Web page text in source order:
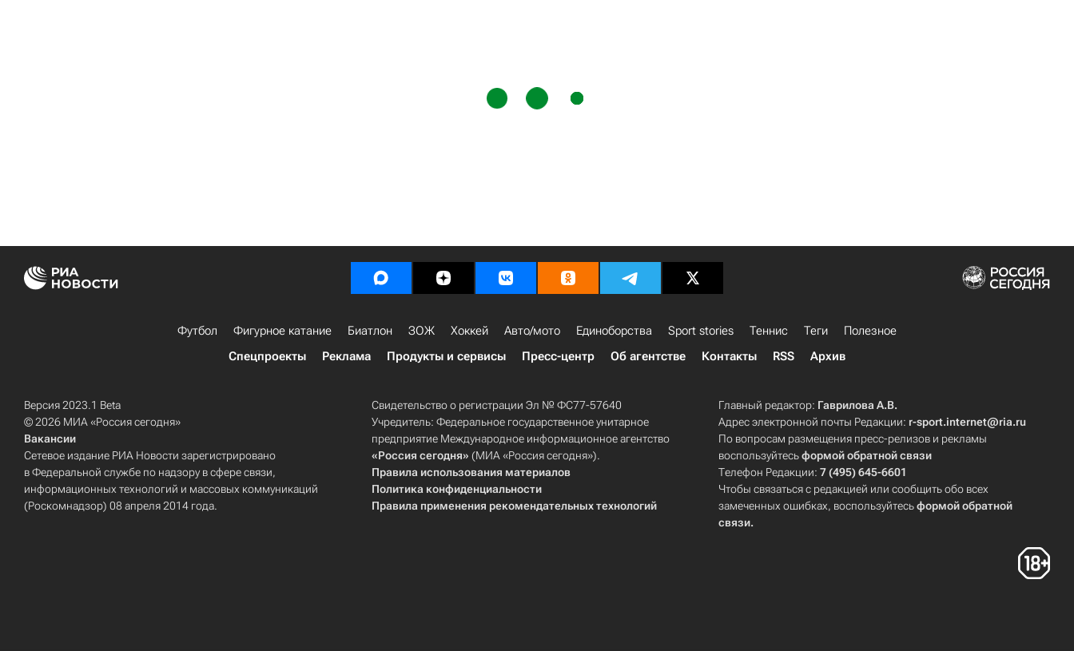
Футбол Фигурное катание Биатлон ЗОЖ Хоккей Авто/мото Единоборства Sport stories Теннис Теги
Полезное
Спецпроекты
Реклама Продукты и сервисы Пресс-центр Об агентстве Контакты RSS Архив
Версия 2023.1 Beta
© 2026 МИА «Россия сегодня»
Вакансии
Сетевое издание РИА Новости зарегистрировано
в Федеральной службе по надзору в сфере связи,
информационных технологий и массовых коммуникаций
(Роскомнадзор) 08 апреля 2014 года.
Свидетельство о регистрации Эл № ФС77-57640
Учредитель: Федеральное государственное унитарное
предприятие Международное информационное агентство
«Россия сегодня» (МИА «Россия сегодня»).
Правила использования материалов
Политика конфиденциальности
Правила применения рекомендательных технологий
Главный редактор: Гаврилова А.В.
Адрес электронной почты Редакции: r-sport.internet@ria.ru
По вопросам размещения пресс-релизов и рекламы
воспользуйтесьформой обратной связи
Телефон Редакции:7 (495) 645-6601
Чтобы связаться с редакцией или сообщить обо всех
замеченных ошибках, воспользуйтесьформой обратной
связи.